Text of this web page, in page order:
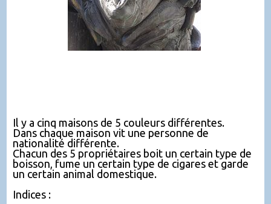
Il y a cinq maisons de 5 couleurs différentes.
Dans chaque maison vit une personne de
nationalité différente.
Chacun des 5 propriétaires boit un certain type de
boisson, fume un certain type de cigares et garde
un certain animal domestique.
Indices :